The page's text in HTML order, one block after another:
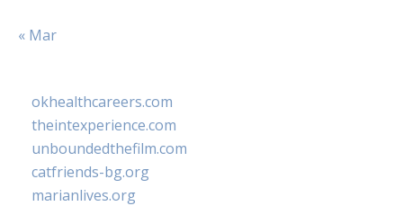
« Mar
okhealthcareers.com
theintexperience.com
unboundedthefilm.com
catfriends-bg.org
marianlives.org